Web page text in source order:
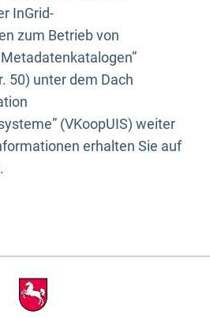
InGrid-
zum Betrieb von
50) unter dem Dach
(VKoopUIS) weiter
erhalten Sie auf
.